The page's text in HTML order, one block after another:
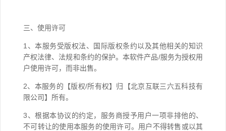
三、使用许可
1、本服务受版权法、国际版权条约以及其他相关的知识
产权法律、法规和条约的保护。本软件产品/服务为授权用
户使用许可，而非出售。
2、本服务的【版权/所有权】归【北京互联三六五科技有
限公司】所有。
3、根据本协议的约定，服务商授予用户一项非排他的、
不可转让的使用本服务的使用许可。用户不得转售或以其